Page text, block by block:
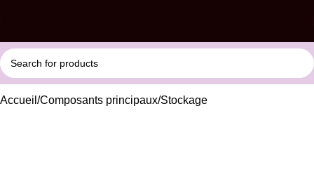
Accueil Composants principaux Stockage